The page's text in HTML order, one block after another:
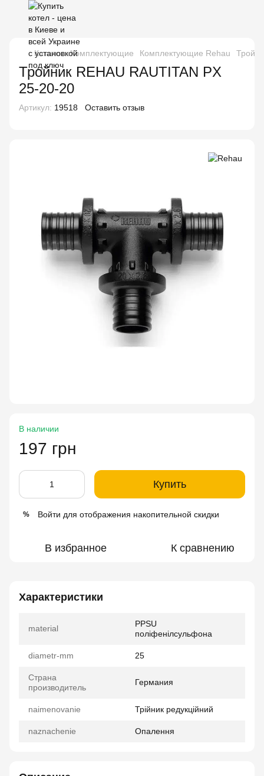
Каталог Комплектующие Комплектующие Rehau
Тройник REHAU RAUTITAN PX
25-20-20
Артикул: 19518 Оставить отзыв
В наличии
197 грн
Купить
% Войти для отображения накопительной скидки
В избранное К сравнению
Характеристики
material
PPSU
поліфенілсульфона
diametr-mm 25
Страна
производитель
Германия
naimenovanie Трійник редукційний
naznachenie Опалення